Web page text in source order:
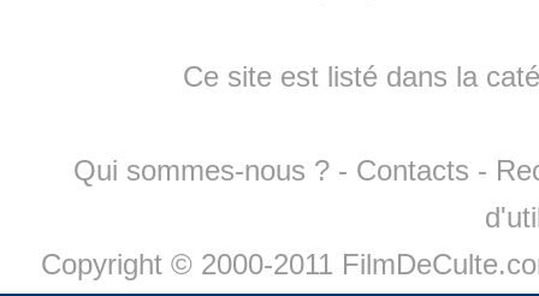
Ce site est listé dans la
Qui sommes-nous ? - Contacts -
Copyright © 2000-2011